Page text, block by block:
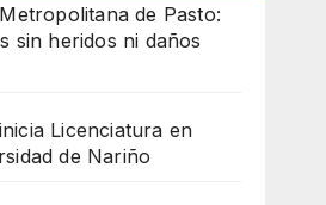
de Pasto:
sin heridos ni daños
Licenciatura en
de Nariño